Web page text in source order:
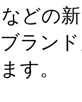
どの
ラン
す。